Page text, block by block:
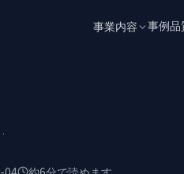
事業内容 事例品
ンプレ【2026年版】